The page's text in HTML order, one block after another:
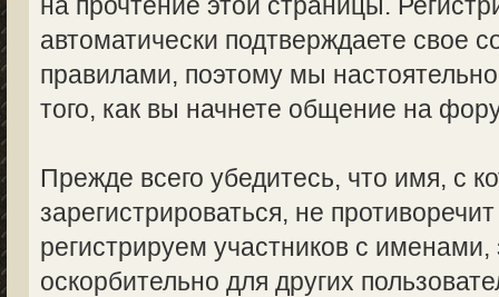
автоматически подтверждаете свое
правилами, поэтому мы
того, как вы начнете общение на
Прежде всего убедитесь, что имя, с
зарегистрироваться, не
регистрируем участников с
оскорбительно для других